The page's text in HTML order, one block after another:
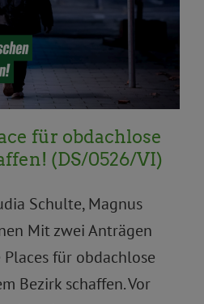
und Anfragen
BVV
und Soziales
Gleichstellung
Integration/Partizipation
für obdachlose
(DS/0526/VI)
Schulte, Magnus
Mit zwei Anträgen
für obdachlose
Bezirk schaffen. Vor